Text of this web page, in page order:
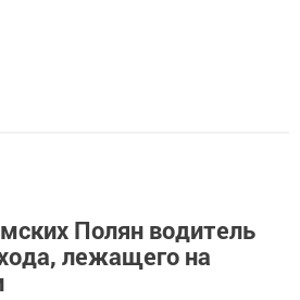
Полян водитель
лежащего на